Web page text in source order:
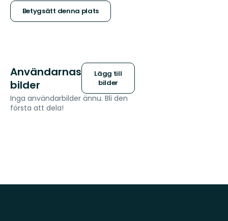
stjärnor
Betygsätt denna plats
Användarnas
bilder
Lägg till
bilder
Inga användarbilder ännu. Bli den
första att dela!